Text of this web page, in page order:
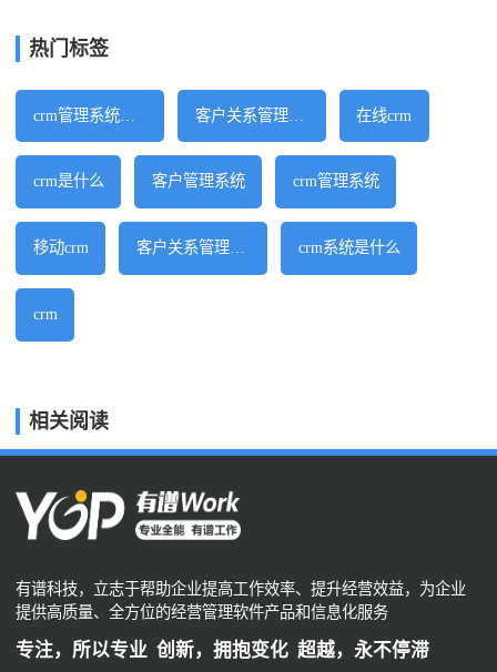
热门标签
crm管理系统软件 客户关系管理系统 在线crm
crm是什么 客户管理系统 crm管理系统
移动crm 客户关系管理软件 crm系统是什么
crm
相关阅读
有谱科技，立志于帮助企业提高工作效率、提升经营效益，为企业
提供高质量、全方位的经营管理软件产品和信息化服务
专注，所以专业 创新，拥抱变化 超越，永不停滞